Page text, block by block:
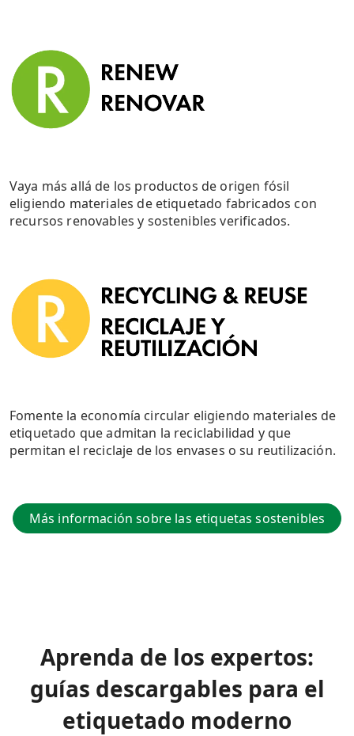
Vaya más allá de los productos de origen fósil
eligiendo materiales de etiquetado fabricados con
recursos renovables y sostenibles verificados.
Fomente la economía circular eligiendo materiales de
etiquetado que admitan la reciclabilidad y que
permitan el reciclaje de los envases o su reutilización.
Más información sobre las etiquetas sostenibles
Aprenda de los expertos:
guías descargables para el
etiquetado moderno